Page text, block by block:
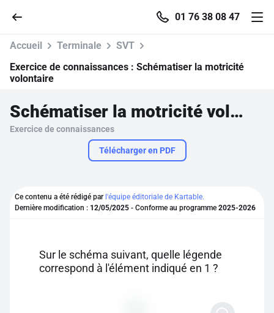
01 76 38 08 47
Parcourir
Se connecter
Pour profiter de 10 contenus offerts.
Accueil Terminale
SVT
Exercice de connaissances : Schématiser la motricité
volontaire
Schématiser la motricité volontaire
Exercice de connaissances
Télécharger en PDF
Ce contenu a été rédigé par l'équipe éditoriale de Kartable.
Dernière modification : 12/05/2025 - Conforme au programme 2025-2026
Sur le schéma suivant, quelle légende
correspond à l'élément indiqué en 1 ?